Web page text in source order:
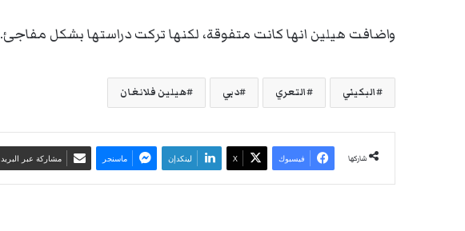
واضافت هيلين انها كانت متفوقة، لكنها تركت دراستها بشكل مفاجئ.
البكيني التعري دبي هيلين فلانغان
شاركها فيسبوك ‫X لينكدإن ماسنجر مشاركة عبر البريد